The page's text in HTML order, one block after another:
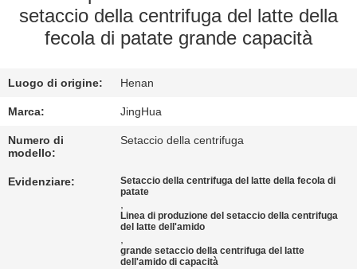
DI
VISITA
ALLA
FABBRICA
CONTROLLO
setaccio della centrifuga del latte della
fecola di patate grande capacità
Luogo di origine: Henan
Marca: JingHua
Numero di
modello:
Setaccio della centrifuga
Evidenziare:
Setaccio della centrifuga del latte della fecola di
patate
,
Linea di produzione del setaccio della centrifuga
del latte dell'amido
,
grande setaccio della centrifuga del latte
dell'amido di capacità